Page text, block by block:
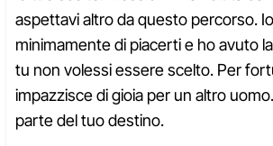
aspettavi altro da questo percorso.
minimamente di piacerti e ho avuto
tu non volessi essere scelto. Per
impazzisce di gioia per un altro
parte del tuo destino.